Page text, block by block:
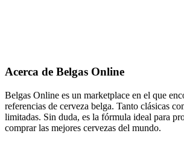
Acerca de Belgas Online
Belgas Online es un marketplace en el que
referencias de cerveza belga. Tanto clásicas
limitadas. Sin duda, es la fórmula ideal para
comprar las mejores cervezas del mundo.